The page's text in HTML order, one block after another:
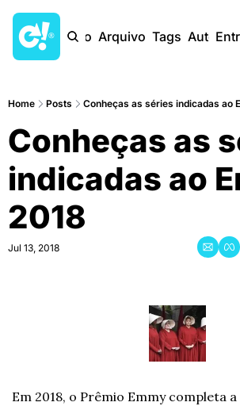
Início Arquivo Tags Autores
Home Posts Conheças as séries indicadas ao
Conheças as
indicadas ao
2018
Jul 13, 2018
Em 2018, o Prêmio Emmy completa a